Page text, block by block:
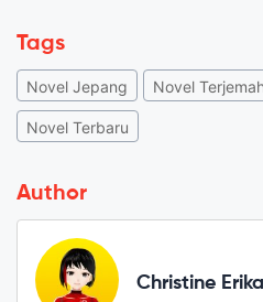
Tags
Novel Jepang Novel
Novel Terbaru
Author
Christine